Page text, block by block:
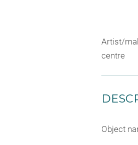
Artist/
centre
Object